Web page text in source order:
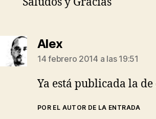
Alexdice:
14 febrero 2014 a las 19:51
Ya está publicada la de
POR EL AUTOR DE LA ENTRADA